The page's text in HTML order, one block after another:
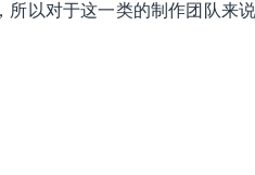
所以对于这一类的制作团队来